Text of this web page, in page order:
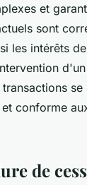
et
sont
les intérêts
conforme
de